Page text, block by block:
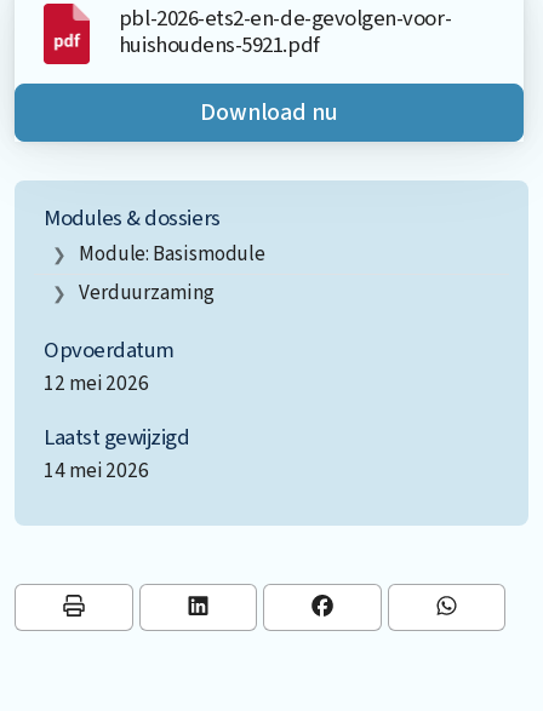
pbl-2026-ets2-en-de-gevolgen-voor-
huishoudens-5921.pdf
Download nu
Modules & dossiers
Module: Basismodule
Verduurzaming
Opvoerdatum
12 mei 2026
Laatst gewijzigd
14 mei 2026